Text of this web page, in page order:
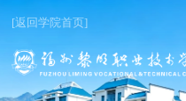
[返回学院首页]